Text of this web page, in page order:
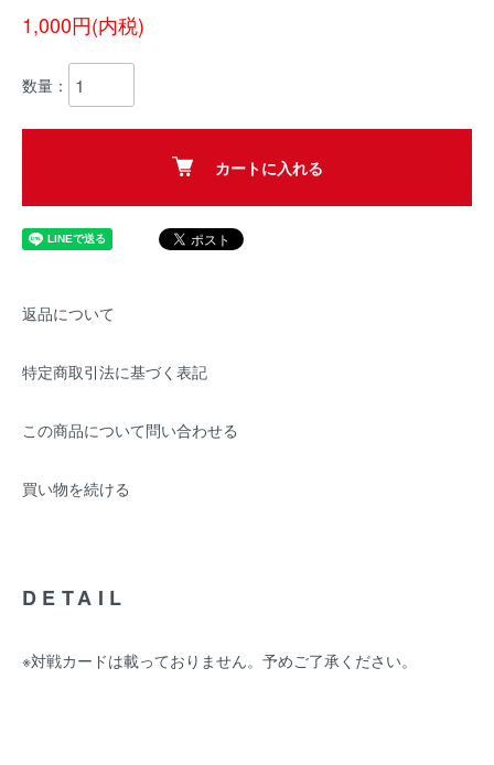
1,000円(内税)
数量：
カートに入れる
返品について
特定商取引法に基づく表記
この商品について問い合わせる
買い物を続ける
DETAIL
※対戦カードは載っておりません。予めご了承ください。